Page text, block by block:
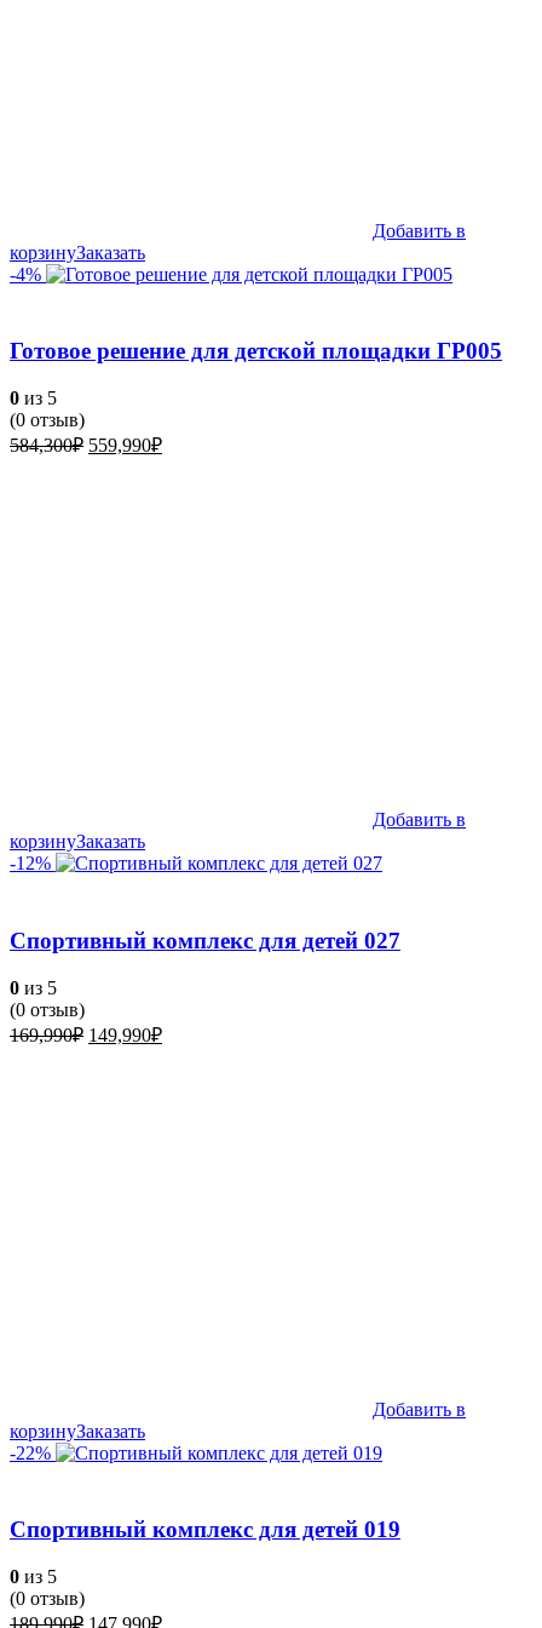
Добавить в
корзинуЗаказать
-4%
Готовое решение для детской площадки ГР005
0 из 5
(0 отзыв)
584,300₽ Первоначальная
559,990₽Текущая
Добавить в
корзинуЗаказать
-12%
Спортивный комплекс для детей 027
0 из 5
(0 отзыв)
169,990₽ Первоначальная
149,990₽Текущая
Добавить в
корзинуЗаказать
-22%
Спортивный комплекс для детей 019
0 из 5
(0 отзыв)
189,990₽ Первоначальная
147,990₽Текущая